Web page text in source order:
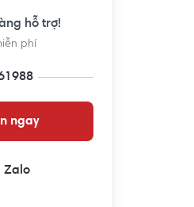
hỗ trợ!
phí
ngay
Zalo